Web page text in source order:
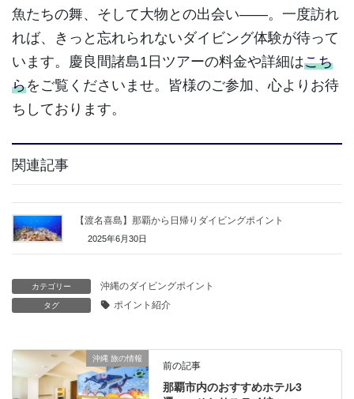
魚たちの舞、そして大物との出会い――。一度訪れ
れば、きっと忘れられないダイビング体験が待って
います。 慶良間諸島1日ツアーの料金や詳細はこち
らをご覧くださいませ。皆様のご参加、心よりお待
ちしております。
関連記事
【渡名喜島】那覇から日帰りダイビングポイント
2025年6月30日
カテゴリー 沖縄のダイビングポイント
タグ ポイント紹介
沖縄 旅の情報
前の記事
那覇市内のおすすめホテル3